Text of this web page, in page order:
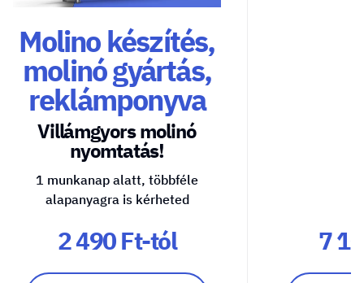
Molino készítés,
molinó gyártás,
reklámponyva
Villámgyors molinó
nyomtatás!
1 munkanap alatt, többféle
alapanyagra is kérheted
2 490 Ft-tól 7